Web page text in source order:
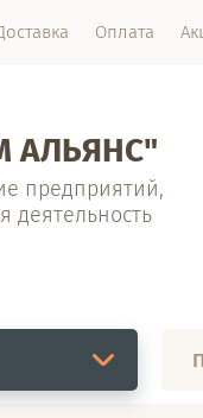
Оплата
АЛЬЯНС"
предприятий,
деятельность